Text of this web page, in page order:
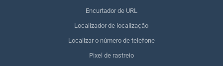
Encurtador de URL
Localizador de localização
Localizar o número de telefone
Pixel de rastreio